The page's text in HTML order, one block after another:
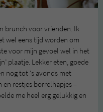
brunch voor vrienden. Ik
wel eens tijd worden om
voor mijn gevoel wel in het
plaatje. Lekker eten, goede
nog tot ‘s avonds met
en restjes borrelhapjes –
me heel erg gelukkig en